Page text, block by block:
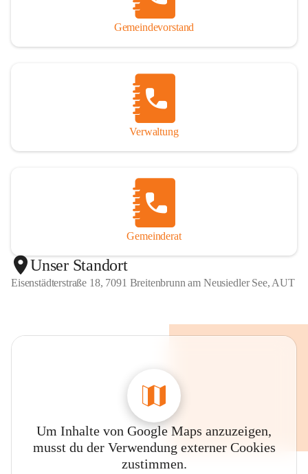
Gemeindevorstand
Verwaltung
Gemeinderat
Unser Standort
Eisenstädterstraße 18, 7091 Breitenbrunn am Neusiedler See, AUT
Um Inhalte von Google Maps anzuzeigen,
musst du der Verwendung externer Cookies
zustimmen.